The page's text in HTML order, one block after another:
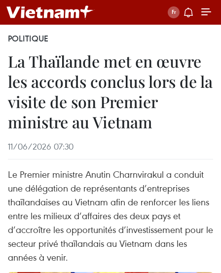
POLITIQUE
La Thaïlande met en œuvre
les accords conclus lors de la
visite de son Premier
ministre au Vietnam
11/06/2026 07:30
Le Premier ministre Anutin Charnvirakul a conduit
une délégation de représentants d’entreprises
thaïlandaises au Vietnam afin de renforcer les liens
entre les milieux d’affaires des deux pays et
d’accroître les opportunités d’investissement pour le
secteur privé thaïlandais au Vietnam dans les
années à venir.